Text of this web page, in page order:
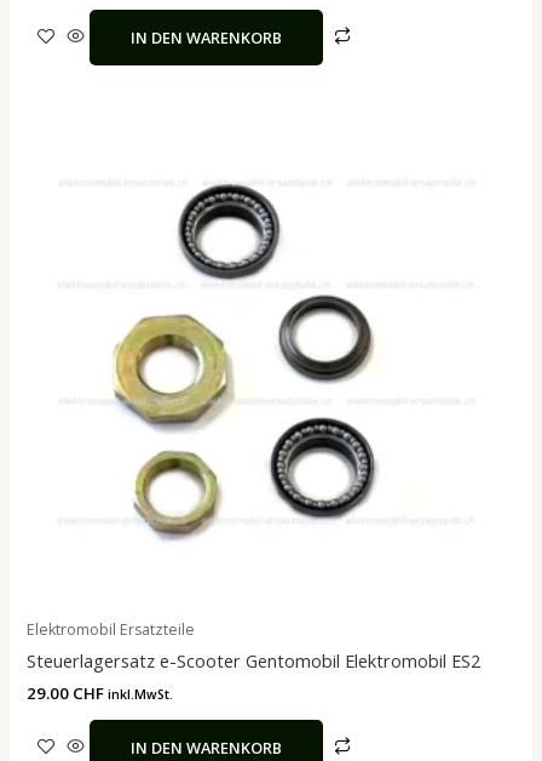
IN DEN WARENKORB
Elektromobil Ersatzteile
Steuerlagersatz e-Scooter Gentomobil Elektromobil ES2
29.00 CHF inkl.MwSt.
IN DEN WARENKORB